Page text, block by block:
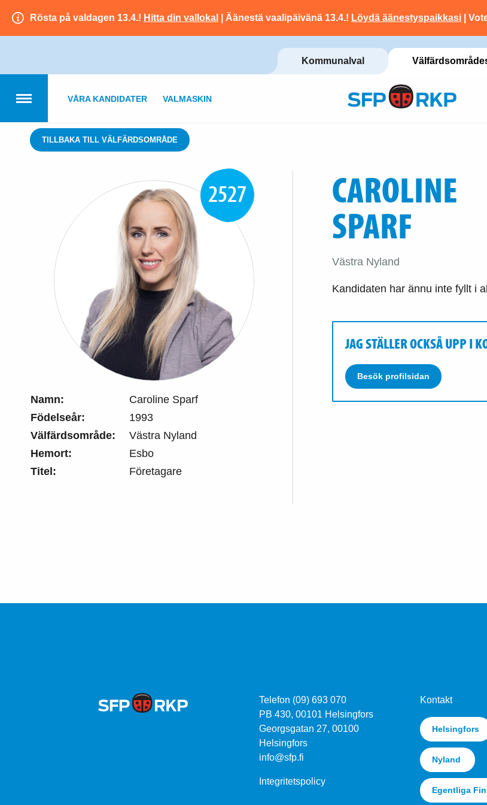
Rösta på valdagen 13.4.! Hitta din vallokal | Äänestä vaalipäivänä 13.4.! Löydä äänestyspaikkasi |
Kommunalval
VÅRA KANDIDATER VALMASKIN
TILLBAKA TILL VÄLFÄRDSOMRÅDE
2527
Namn:
Caroline Sparf
Födelseår:
1993
Välfärdsområde:
Västra Nyland
Hemort:
Esbo
Titel:
Företagare
CAROLINE
SPARF
Västra Nyland
Kandidaten har ännu inte fyllt i
JAG STÄLLER OCKSÅ UPP I
Besök profilsidan
Telefon (09) 693 070
PB 430, 00101 Helsingfors
Georgsgatan 27, 00100
Helsingfors
info@sfp.fi
Integritetspolicy
Kontakt
Helsingfors
Nyland
Egentliga